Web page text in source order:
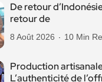
De retour
retour de
8 Août 2026 10 Min
Production
L’authenticité de